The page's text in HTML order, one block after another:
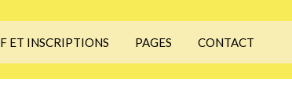
ET INSCRIPTIONS PAGES CONTACT